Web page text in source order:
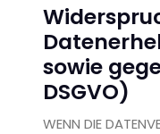
sowie
DSGVO)
WENN DIE